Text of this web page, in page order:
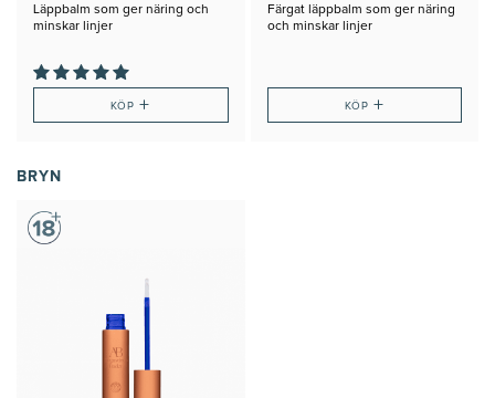
Läppbalm som ger näring och
minskar linjer
KÖP+
Färgat läppbalm som ger näring
och minskar linjer
KÖP +
BRYN